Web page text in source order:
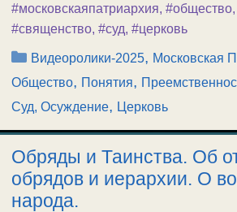
#московскаяпатриархия, #общество,
#священство, #суд, #церковь
Рубрики
Видеоролики-2025, Московская
Общество, Понятия,
Суд, Осуждение, Церковь
Обряды и Таинства. Об
обрядов и иерархии. О
народа.